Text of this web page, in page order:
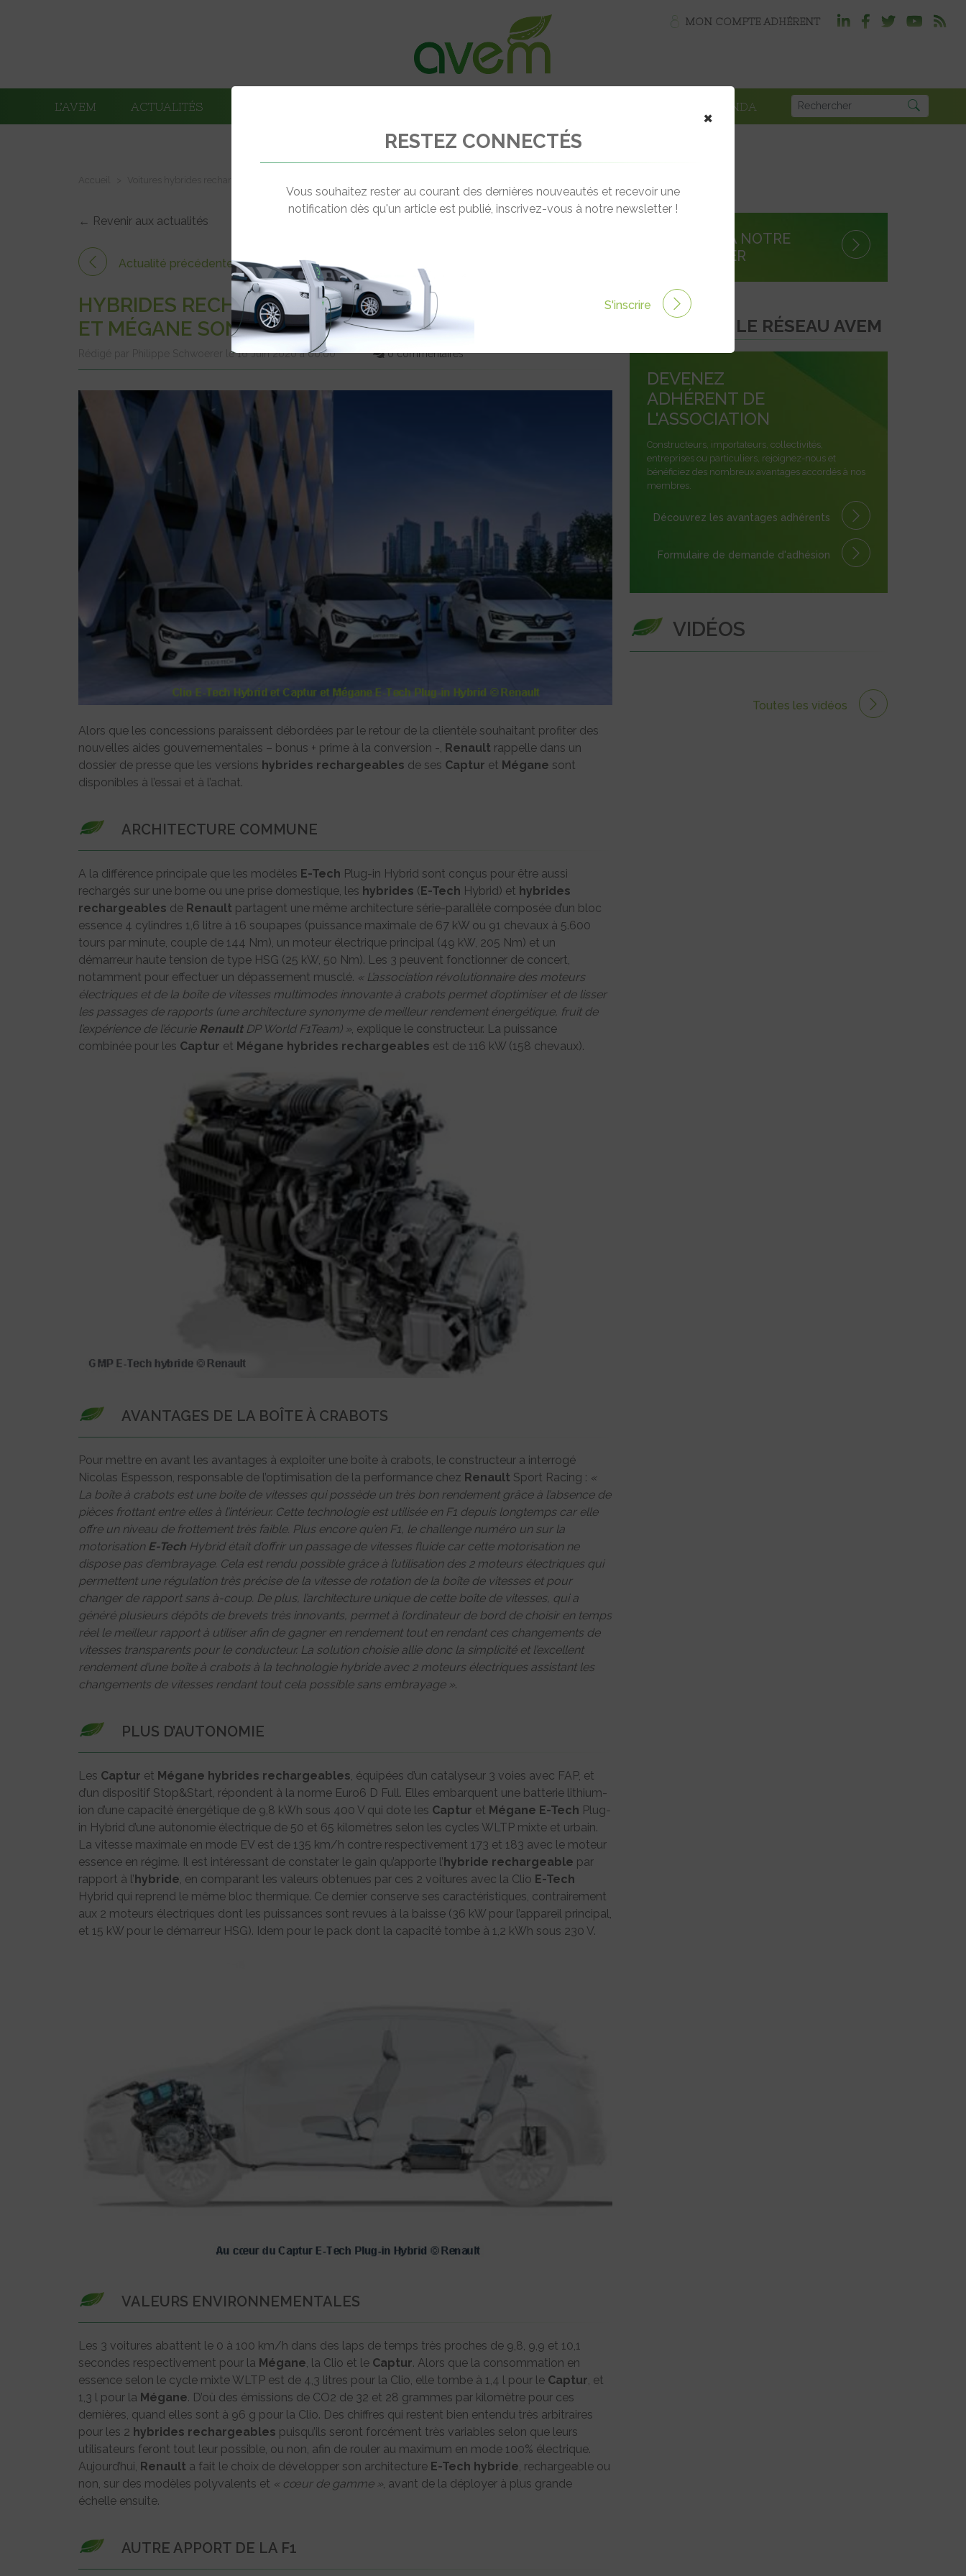
MON COMPTE ADHÉRENT
L’AVEM ACTUALITÉS AGENDA
← Revenir aux actualités
Actualité précédente
HYBRIDES RECHARGEABLES : LES RENAULT CAPTUR
ET MÉGANE SONT DISPONIBLES
Rédigé par Philippe Schwoerer le 16 Juin 2020 à 00:00 0 commentaires
Alors que les concessions paraissent débordées par le retour de la clientèle souhaitant profiter des
nouvelles aides gouvernementales – bonus + prime à la conversion -, Renault rappelle dans un
dossier de presse que les versions hybrides rechargeables de ses Captur et Mégane sont
disponibles à l’essai et à l’achat.
ARCHITECTURE COMMUNE
A la différence principale que les modèles E-Tech Plug-in Hybrid sont conçus pour être aussi
rechargés sur une borne ou une prise domestique, les hybrides (E-Tech Hybrid) et hybrides
rechargeables de Renault partagent une même architecture série-parallèle composée d’un bloc
essence 4 cylindres 1,6 litre à 16 soupapes (puissance maximale de 67 kW ou 91 chevaux à 5.600
tours par minute, couple de 144 Nm), un moteur électrique principal (49 kW, 205 Nm) et un
démarreur haute tension de type HSG (25 kW, 50 Nm). Les 3 peuvent fonctionner de concert,
notamment pour effectuer un dépassement musclé. « L’association révolutionnaire des moteurs
électriques et de la boîte de vitesses multimodes innovante à crabots permet d’optimiser et de lisser
les passages de rapports (une architecture synonyme de meilleur rendement énergétique, fruit de
l’expérience de l’écurie RenaultDP World F1Team) », explique le constructeur. La puissance
combinée pour les Captur et Mégane hybrides rechargeables est de 116 kW (158 chevaux).
AVANTAGES DE LA BOÎTE À CRABOTS
Pour mettre en avant les avantages à exploiter une boîte à crabots, le constructeur a interrogé
Nicolas Espesson, responsable de l’optimisation de la performance chez Renault Sport Racing : «
La boîte à crabots est une boîte de vitesses qui possède un très bon rendement grâce à l’absence de
pièces frottant entre elles à l’intérieur. Cette technologie est utilisée en F1 depuis longtemps car elle
offre un niveau de frottement très faible. Plus encore qu’en F1, le challenge numéro un sur la
motorisation E-Tech Hybrid était d’offrir un passage de vitesses fluide car cette motorisation ne
dispose pas d’embrayage. Cela est rendu possible grâce à l’utilisation des 2 moteurs électriques qui
permettent une régulation très précise de la vitesse de rotation de la boîte de vitesses et pour
changer de rapport sans à-coup. De plus, l’architecture unique de cette boîte de vitesses, qui a
généré plusieurs dépôts de brevets très innovants, permet à l’ordinateur de bord de choisir en temps
réel le meilleur rapport à utiliser afin de gagner en rendement tout en rendant ces changements de
vitesses transparents pour le conducteur. La solution choisie allie donc la simplicité et l’excellent
rendement d’une boîte à crabots à la technologie hybride avec 2 moteurs électriques assistant les
changements de vitesses rendant tout cela possible sans embrayage ».
PLUS D’AUTONOMIE
Les Captur et Mégane hybrides rechargeables, équipées d’un catalyseur 3 voies avec FAP, et
d’un dispositif Stop&Start, répondent à la norme Euro6 D Full. Elles embarquent une batterie lithium-
ion d’une capacité énergétique de 9,8 kWh sous 400 V qui dote les Captur et Mégane E-Tech Plug-
in Hybrid d’une autonomie électrique de 50 et 65 kilomètres selon les cycles WLTP mixte et urbain.
La vitesse maximale en mode EV est de 135 km/h contre respectivement 173 et 183 avec le moteur
essence en régime. Il est intéressant de constater le gain qu’apporte l’ hybride rechargeable par
rapport à l’ hybride, en comparant les valeurs obtenues par ces 2 voitures avec la Clio E-Tech
Hybrid qui reprend le même bloc thermique. Ce dernier conserve ses caractéristiques, contrairement
aux 2 moteurs électriques dont les puissances sont revues à la baisse (36 kW pour l’appareil principal,
et 15 kW pour le démarreur HSG). Idem pour le pack dont la capacité tombe à 1,2 kWh sous 230 V.
VALEURS ENVIRONNEMENTALES
Les 3 voitures abattent le 0 à 100 km/h dans des laps de temps très proches de 9,8, 9,9 et 10,1
secondes respectivement pour la Mégane , la Clio et le Captur. Alors que la consommation en
essence selon le cycle mixte WLTP est de 4,3 litres pour la Clio, elle tombe à 1,4 l pour le Captur , et
1,3 l pour la Mégane. D’où des émissions de CO2 de 32 et 28 grammes par kilomètre pour ces
dernières, quand elles sont à 96 g pour la Clio. Des chiffres qui restent bien entendu très arbitraires
pour les 2 hybrides rechargeables puisqu’ils seront forcément très variables selon que leurs
utilisateurs feront tout leur possible, ou non, afin de rouler au maximum en mode 100% électrique.
Aujourd’hui, Renault a fait le choix de développer son architecture E-Tech hybride , rechargeable ou
non, sur des modèles polyvalents et « cœur de gamme » , avant de la déployer à plus grande
échelle ensuite.
AUTRE APPORT DE LA F1
S'INSCRIRE À NOTRE
NEWSLETTER
REJOINDRE LE RÉSEAU AVEM
DEVENEZ
ADHÉRENT DE
L'ASSOCIATION
Constructeurs, importateurs, collectivités,
entreprises ou particuliers, rejoignez-nous et
bénéficiez des nombreux avantages accordés à nos
membres.
Découvrez les avantages adhérents
Formulaire de demande d'adhésion
VIDÉOS
Toutes les vidéos
×
RESTEZ CONNECTÉS
Vous souhaitez rester au courant des dernières nouveautés et recevoir une
notification dès qu'un article est publié, inscrivez-vous à notre newsletter !
S'inscrire